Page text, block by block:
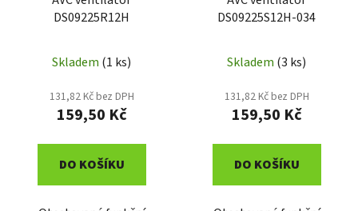
DS09225R12H
Skladem (1 ks)
131,82 Kč bez DPH
159,50 Kč
DO KOŠÍKU
DS09225S12H-034
Skladem (3 ks)
131,82 Kč bez DPH
159,50 Kč
DO KOŠÍKU